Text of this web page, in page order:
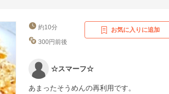
約10分
300円前後
お気に入りに追加
☆スマーフ☆
あまったそうめんの再利用です。